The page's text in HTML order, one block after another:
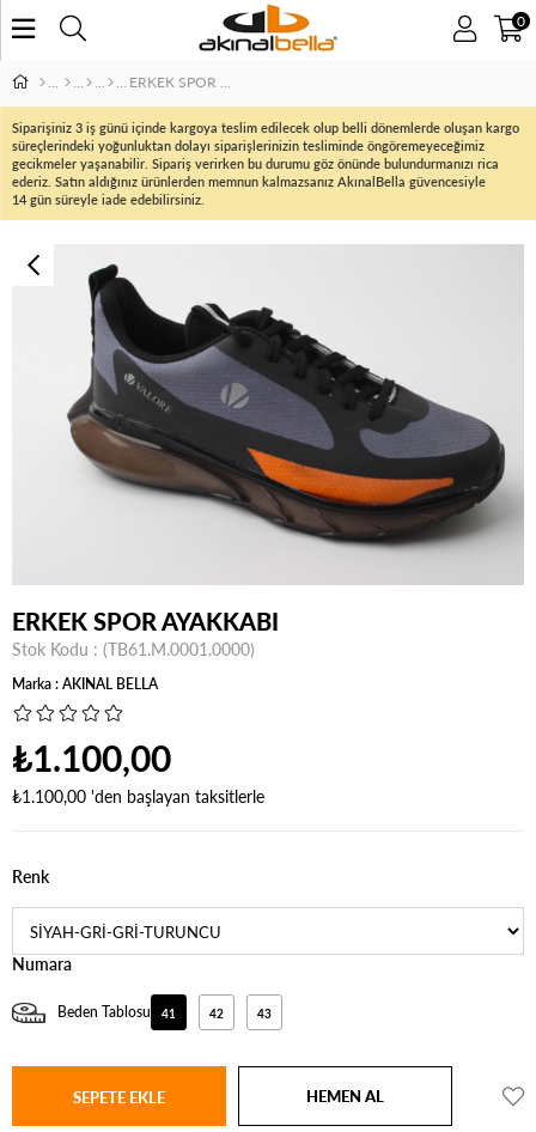
0
ERKEK SPOR AYAKKABI
Siparişiniz 3 iş günü içinde kargoya teslim edilecek olup belli dönemlerde oluşan kargo
süreçlerindeki yoğunluktan dolayı siparişlerinizin tesliminde öngöremeyeceğimiz
gecikmeler yaşanabilir. Sipariş verirken bu durumu göz önünde bulundurmanızı rica
ederiz. Satın aldığınız ürünlerden memnun kalmazsanız AkınalBella güvencesiyle
14 gün süreyle iade edebilirsiniz.
ERKEK SPOR AYAKKABI
Stok Kodu (TB61.M.0001.0000)
Marka:AKINAL BELLA
₺1.100,00
₺1.100,00 'den başlayan taksitlerle
Renk
Numara
41 42 43
Beden Tablosu